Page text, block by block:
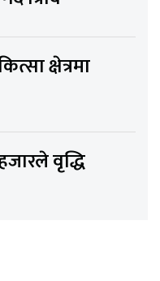
क्षेत्रमा
वृद्धि